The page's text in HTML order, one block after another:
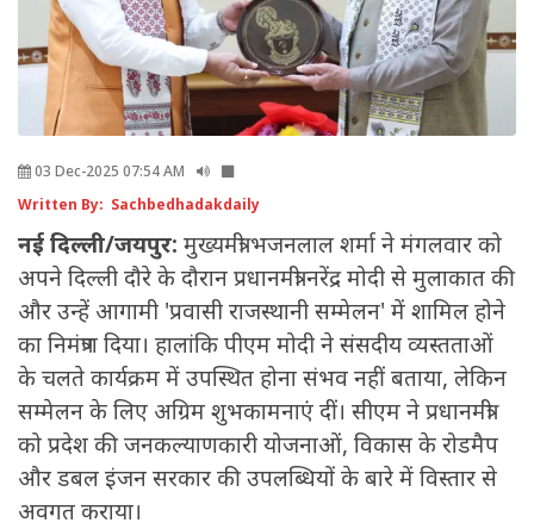
03 Dec-2025 07:54 AM
Written By: Sachbedhadakdaily
नई दिल्ली/जयपुर: मुख्यमंत्री भजनलाल शर्मा ने मंगलवार को
अपने दिल्ली दौरे के दौरान प्रधानमंत्री नरेंद्र मोदी से मुलाकात की
और उन्हें आगामी 'प्रवासी राजस्थानी सम्मेलन' में शामिल होने
का निमंत्रण दिया। हालांकि पीएम मोदी ने संसदीय व्यस्तताओं
के चलते कार्यक्रम में उपस्थित होना संभव नहीं बताया, लेकिन
सम्मेलन के लिए अग्रिम शुभकामनाएं दीं। सीएम ने प्रधानमंत्री
को प्रदेश की जनकल्याणकारी योजनाओं, विकास के रोडमैप
और डबल इंजन सरकार की उपलब्धियों के बारे में विस्तार से
अवगत कराया।